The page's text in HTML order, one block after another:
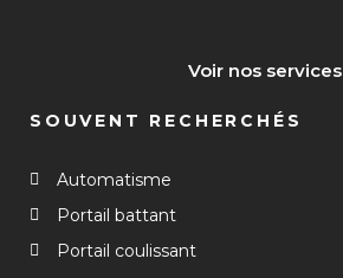
Voir nos services
SOUVENT RECHERCHÉS
Automatisme
Portail battant
Portail coulissant